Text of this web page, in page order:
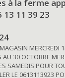
à la ferme
13 11 39 23
MERCREDI
30 OCTOBRE
SAMEDIS POUR
LE 0613113923